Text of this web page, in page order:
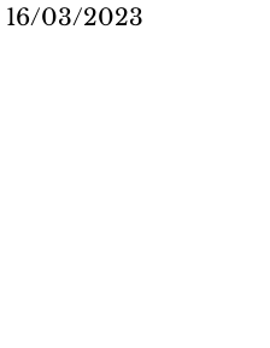
16/03/2023